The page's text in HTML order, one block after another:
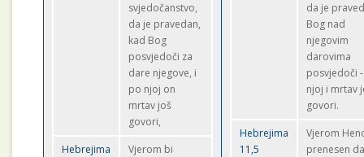
svjedočanstvo,
da je pravedan,
kad Bog
posvjedoči za
dare njegove, i
po njoj on
mrtav još
govori,
Hebrejima
Vjerom bi
da je
Bog nad
njegovim
darovima
posvjedoči
njoj i mrtav
govori.
Hebrejima
11,5
Vjerom
prenesen